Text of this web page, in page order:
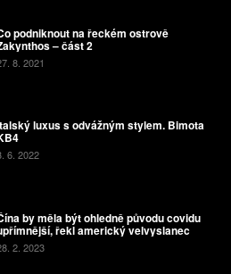
podniknout na řeckém ostrově
– část 2
8. 2021
luxus s odvážným stylem. Bimota
6. 2022
by měla být ohledně původu covidu
řekl americký velvyslanec
2. 2023